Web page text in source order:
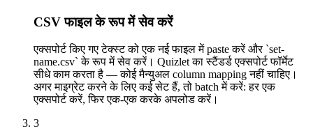
CSV फाइल के रूप में सेव करें
एक्सपोर्ट किए गए टेक्स्ट को एक नई फाइल में paste करें और `set-
name.csv` के रूप में सेव करें। Quizlet का स्टैंडर्ड एक्सपोर्ट फॉर्मेट
सीधे काम करता है — कोई मैन्युअल column mapping नहीं चाहिए।
अगर माइग्रेट करने के लिए कई सेट हैं, तो batch में करें: हर एक
एक्सपोर्ट करें, फिर एक-एक करके अपलोड करें।
3